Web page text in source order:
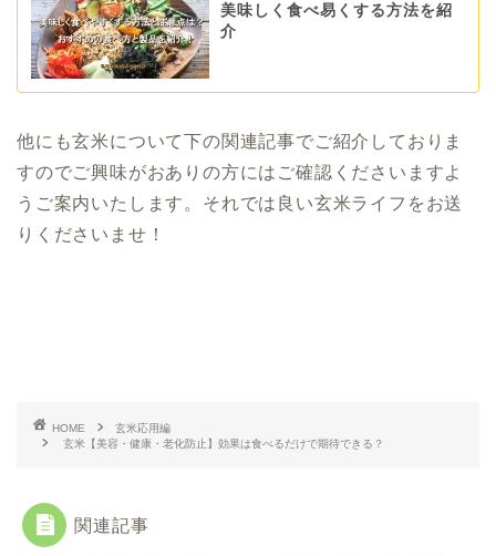
美味しく食べ易くする方法を紹
介
他にも玄米について下の関連記事でご紹介しておりま
すのでご興味がおありの方にはご確認くださいますよ
うご案内いたします。 それでは良い玄米ライフをお送
りくださいませ！
HOME
玄米応用編
玄米【美容・健康・老化防止】効果は食べるだけで期待できる？
関連記事